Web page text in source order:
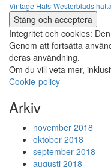
Vintage Hats Westerblads
Integritet och cookies:
Genom att fortsätta
deras användning.
Om du vill veta mer,
Cookie-policy
Arkiv
november 2018
oktober 2018
september 2018
augusti 2018